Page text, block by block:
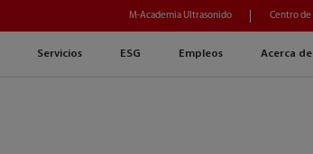
Servicios ESG Empleos Acerca
M-Academia Ultrasonido Centro de